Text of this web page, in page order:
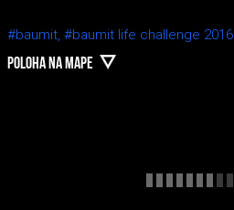
#baumit, #baumit life challenge 2016
POLOHA NA MAPE